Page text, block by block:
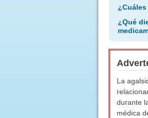
¿Qué
La
durante
médica